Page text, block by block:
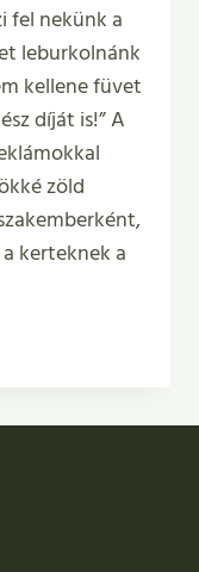
fel nekünk a
leburkolnánk
kellene füvet
díját is!” A
zöld
kerteknek a